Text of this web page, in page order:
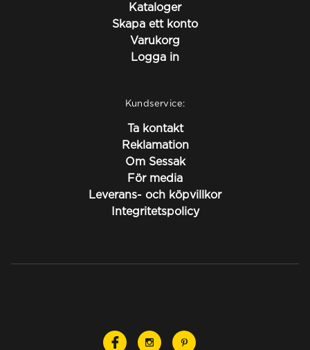
Kataloger
Skapa ett konto
Varukorg
Logga in
Kundservice:
Ta kontakt
Reklamation
Om Sessak
För media
Leverans- och köpvillkor
Integritetspolicy